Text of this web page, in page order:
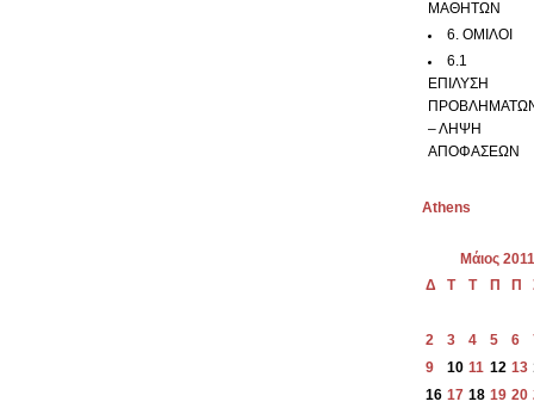
ΜΑΘΗΤΩΝ
6. ΟΜΙΛΟΙ
6.1
ΕΠΙΛΥΣΗ
– ΛΗΨΗ
ΑΠΟΦΑΣΕΩΝ
Athens
Μάιος
Δ
Τ Τ Π Π
2 3 4 5 6
9
10 11 12 13
16 17 18 19 20